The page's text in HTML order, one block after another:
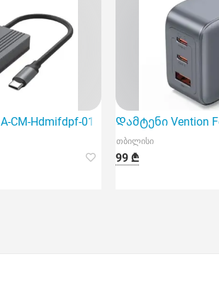
A)
CM-Hdmifdpf-01 4K/60Hz USB-C to
Დამტენი Vention
თბილისი
99 ₾